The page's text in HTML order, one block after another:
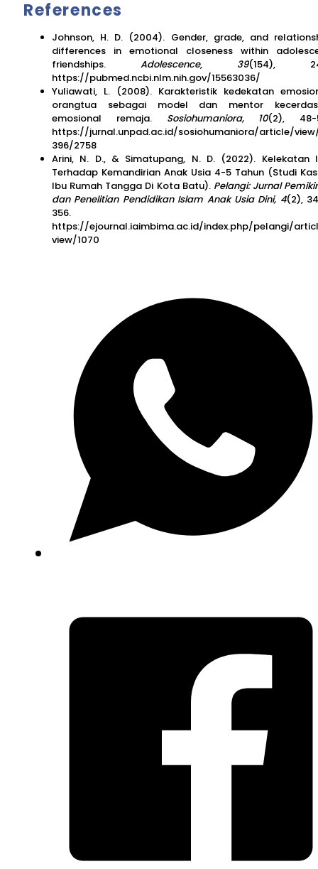
References
Johnson, H. D. (2004). Gender, grade, and
differences in emotional closeness within
friendships. Adolescence, 39(154),
https://pubmed.ncbi.nlm.nih.gov/15563036/
Yuliawati, L. (2008). Karakteristik kedekatan
orangtua sebagai model dan mentor
emosional remaja. Sosiohumaniora, 10(2), 48-
https://jurnal.unpad.ac.id/sosiohumaniora/article/
396/2758
Arini, N. D., & Simatupang, N. D. (2022). Kelekatan
Terhadap Kemandirian Anak Usia 4-5 Tahun (Studi
Ibu Rumah Tangga Di Kota Batu). Pelangi: Jurnal
dan Penelitian Pendidikan Islam Anak Usia Dini, 4(2),
356.
https://ejournal.iaimbima.ac.id/index.php/pelangi/
view/1070